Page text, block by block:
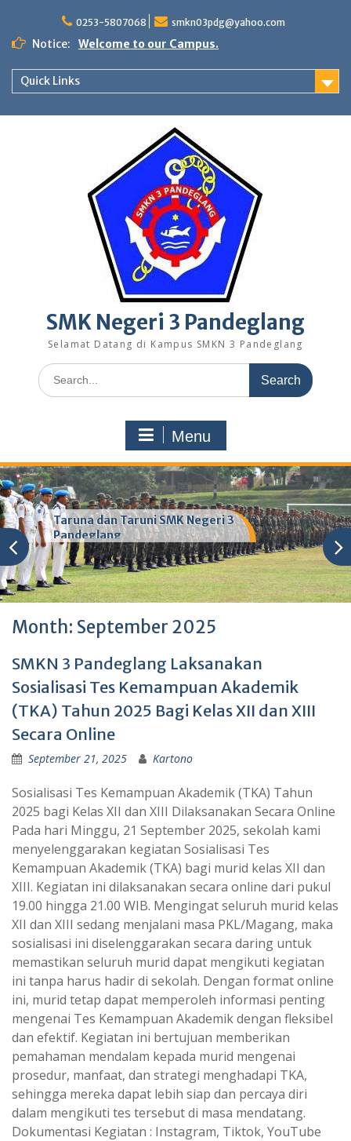
content
0253-5807068 smkn03pdg@yahoo.com
Notice: Welcome to our Campus.
Quick Links
SMK Negeri 3 Pandeglang
Selamat Datang di Kampus SMKN 3 Pandeglang
Search
for:
Menu
Taruna dan Taruni SMK Negeri 3
Pandeglang
Month: September 2025
SMKN 3 Pandeglang Laksanakan
Sosialisasi Tes Kemampuan Akademik
(TKA) Tahun 2025 Bagi Kelas XII dan XIII
Secara Online
September 21, 2025 Kartono
Sosialisasi Tes Kemampuan Akademik (TKA) Tahun
2025 bagi Kelas XII dan XIII Dilaksanakan Secara Online
Pada hari Minggu, 21 September 2025, sekolah kami
menyelenggarakan kegiatan Sosialisasi Tes
Kemampuan Akademik (TKA) bagi murid kelas XII dan
XIII. Kegiatan ini dilaksanakan secara online dari pukul
19.00 hingga 21.00 WIB. Mengingat seluruh murid kelas
XII dan XIII sedang menjalani masa PKL/Magang, maka
sosialisasi ini diselenggarakan secara daring untuk
memastikan seluruh murid dapat mengikuti kegiatan
ini tanpa harus hadir di sekolah. Dengan format online
ini, murid tetap dapat memperoleh informasi penting
mengenai Tes Kemampuan Akademik dengan fleksibel
dan efektif. Kegiatan ini bertujuan memberikan
pemahaman mendalam kepada murid mengenai
prosedur, manfaat, dan strategi menghadapi TKA,
sehingga mereka dapat lebih siap dan percaya diri
dalam mengikuti tes tersebut di masa mendatang.
Dokumentasi Kegiatan : Instagram, Tiktok, YouTube